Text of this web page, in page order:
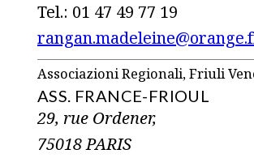
Tel.: 01 47 49 77 19
Associazioni Regionali, Friuli
ASS. FRANCE-FRIOUL
29, rue Ordener,
75018 PARIS